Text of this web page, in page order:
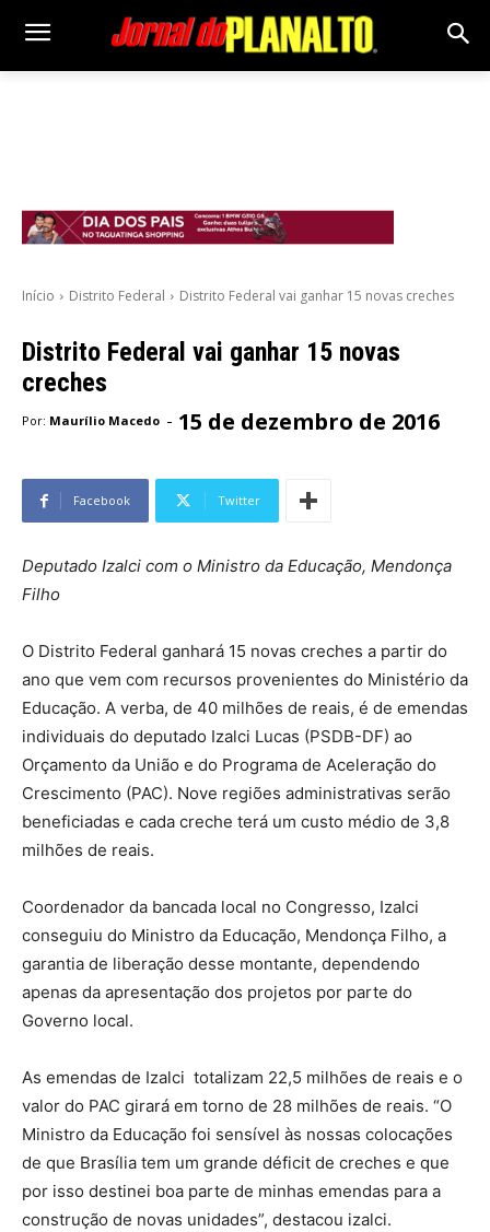
Início Distrito Federal Distrito Federal vai ganhar 15 novas creches
Distrito Federal vai ganhar 15 novas
creches
Por: Maurílio Macedo - 15 de dezembro de 2016
Facebook Twitter
Deputado Izalci com o Ministro da Educação, Mendonça
Filho
O Distrito Federal ganhará 15 novas creches a partir do
ano que vem com recursos provenientes do Ministério da
Educação. A verba, de 40 milhões de reais, é de emendas
individuais do deputado Izalci Lucas (PSDB-DF) ao
Orçamento da União e do Programa de Aceleração do
Crescimento (PAC). Nove regiões administrativas serão
beneficiadas e cada creche terá um custo médio de 3,8
milhões de reais.
Coordenador da bancada local no Congresso, Izalci
conseguiu do Ministro da Educação, Mendonça Filho, a
garantia de liberação desse montante, dependendo
apenas da apresentação dos projetos por parte do
Governo local.
As emendas de Izalci totalizam 22,5 milhões de reais e o
valor do PAC girará em torno de 28 milhões de reais. “O
Ministro da Educação foi sensível às nossas colocações
de que Brasília tem um grande déficit de creches e que
por isso destinei boa parte de minhas emendas para a
construção de novas unidades”, destacou izalci.